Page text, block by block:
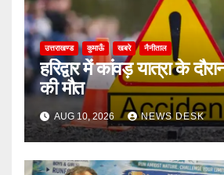
उत्तराखण्ड कुमाऊँ खबरे नैनीताल
हरिद्वार में कांवड़ यात्रा के
की मौत
AUG 10, 2026 NEWS DESK